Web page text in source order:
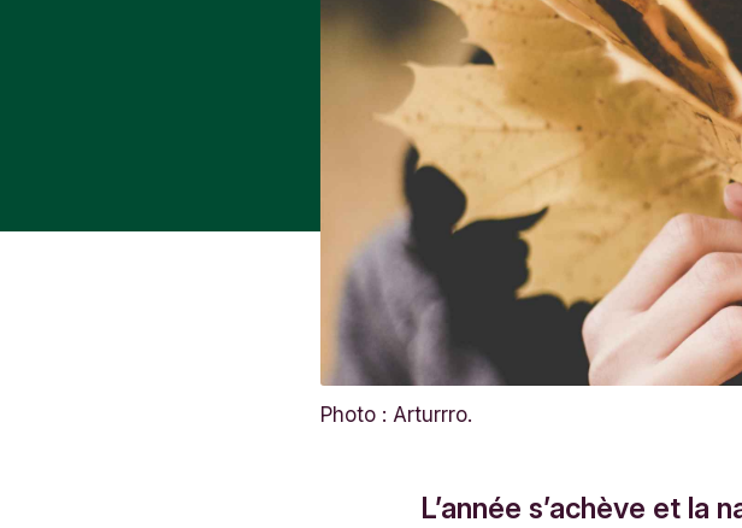
Photo : Arturrro.
L’année s’achève et la